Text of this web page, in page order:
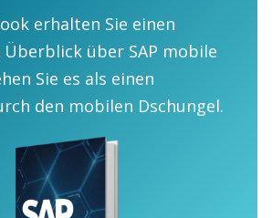
erhalten Sie einen
über SAP mobile
Sie es als einen
den mobilen Dschungel.